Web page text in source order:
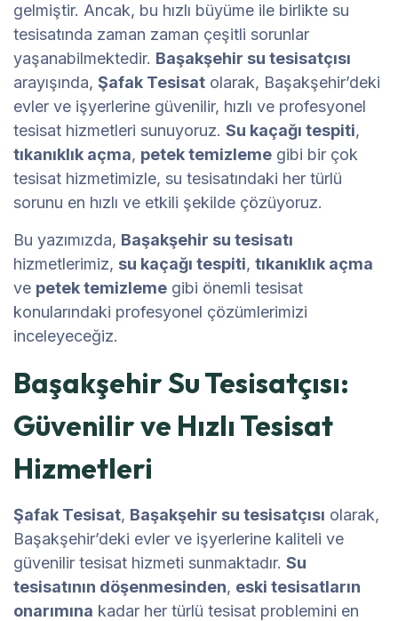
gelmiştir. Ancak, bu hızlı büyüme ile birlikte su
tesisatında zaman zaman çeşitli sorunlar
yaşanabilmektedir. Başakşehir su tesisatçısı
arayışında, Şafak Tesisat olarak, Başakşehir’deki
evler ve işyerlerine güvenilir, hızlı ve profesyonel
tesisat hizmetleri sunuyoruz. Su kaçağı tespiti,
tıkanıklık açma, petek temizleme gibi bir çok
tesisat hizmetimizle, su tesisatındaki her türlü
sorunu en hızlı ve etkili şekilde çözüyoruz.
Bu yazımızda, Başakşehir su tesisatı
hizmetlerimiz, su kaçağı tespiti, tıkanıklık açma
ve petek temizleme gibi önemli tesisat
konularındaki profesyonel çözümlerimizi
inceleyeceğiz.
Başakşehir Su Tesisatçısı:
Güvenilir ve Hızlı Tesisat
Hizmetleri
Şafak Tesisat, Başakşehir su tesisatçısı olarak,
Başakşehir’deki evler ve işyerlerine kaliteli ve
güvenilir tesisat hizmeti sunmaktadır. Su
tesisatının döşenmesinden, eski tesisatların
onarımına kadar her türlü tesisat problemini en